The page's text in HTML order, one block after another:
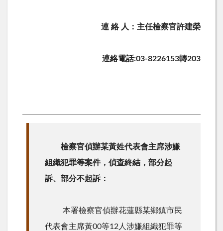
連 絡 人：主任檢察官許建榮
連絡電話:03-8226153轉203
檢察官偵辦某黃姓代表會主席涉嫌
組織犯罪等案件，偵查終結，部分起
訴、部分不起訴：
本署檢察官偵辦花蓮縣某鄉鎮市民
代表會主席黃00等12人涉嫌組織犯罪等